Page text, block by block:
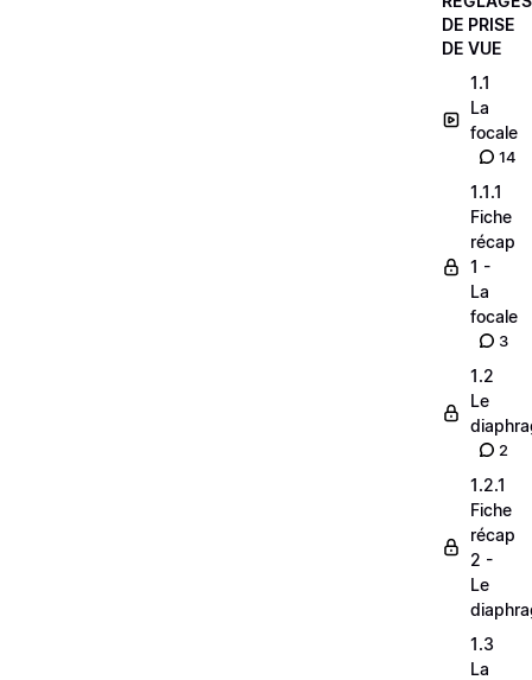
DE PRISE
DE VUE
1.1
La
focale
14
1.1.1
Fiche
récap
1 -
La
focale
3
1.2
Le
2
1.2.1
Fiche
récap
2 -
Le
1.3
La